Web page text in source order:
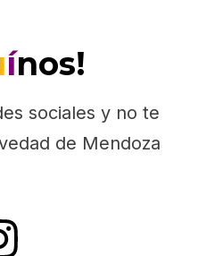
ínos!
sociales y no te
de Mendoza